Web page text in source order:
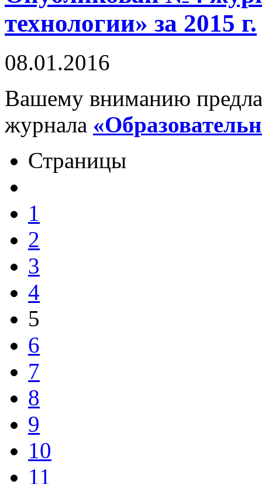
технологии» за 2015 г.
08.01.2016
Вашему вниманию
журнала
Страницы
1
2
3
4
5
6
7
8
9
10
11